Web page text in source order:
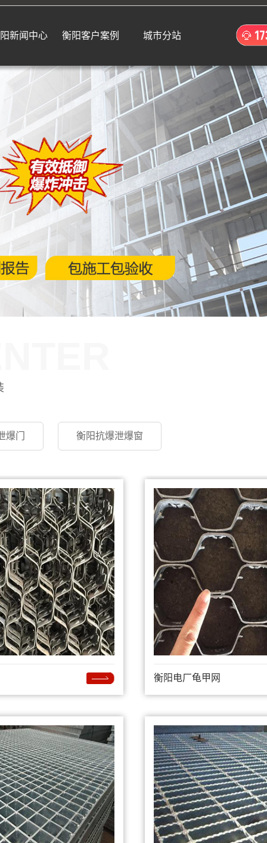
新闻中心 衡阳客户案例 城市分站
爆门 衡阳抗爆泄爆窗
衡阳电厂龟甲网